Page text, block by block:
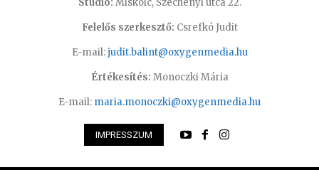
Stúdió: Miskolc, Széchenyi utca 22.
Felelős szerkesztő: Csrefkó Judit
E-mail:judit.balint@oxygenmedia.hu
Értékesítés: Monoczki Mária
E-mail: maria.monoczki@oxygenmedia.hu
IMPRESSZUM